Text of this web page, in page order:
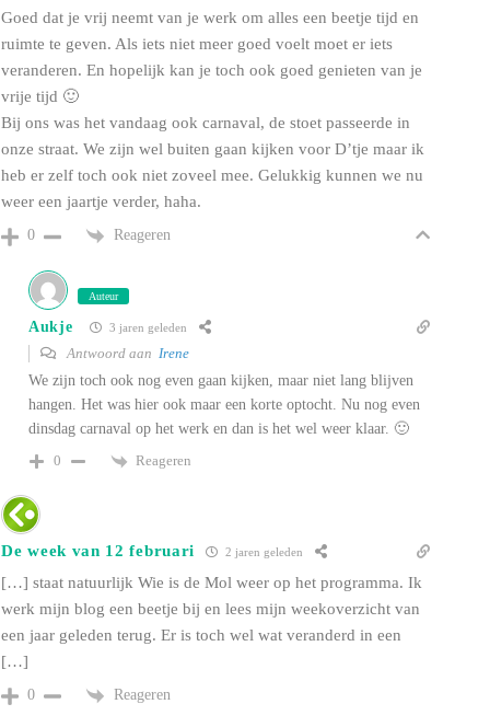
Goed dat je vrij neemt van je werk om alles een beetje tijd en
ruimte te geven. Als iets niet meer goed voelt moet er iets
veranderen. En hopelijk kan je toch ook goed genieten van je
vrije tijd 🙂
Bij ons was het vandaag ook carnaval, de stoet passeerde in
onze straat. We zijn wel buiten gaan kijken voor D’tje maar ik
heb er zelf toch ook niet zoveel mee. Gelukkig kunnen we nu
weer een jaartje verder, haha.
0 Reageren
Auteur
Aukje 3 jaren geleden
Antwoord aan Irene
We zijn toch ook nog even gaan kijken, maar niet lang blijven
hangen. Het was hier ook maar een korte optocht. Nu nog even
dinsdag carnaval op het werk en dan is het wel weer klaar. 🙂
0
Reageren
De week van 12 februari 2 jaren geleden
[…] staat natuurlijk Wie is de Mol weer op het programma. Ik
werk mijn blog een beetje bij en lees mijn weekoverzicht van
een jaar geleden terug. Er is toch wel wat veranderd in een
[…]
0 Reageren